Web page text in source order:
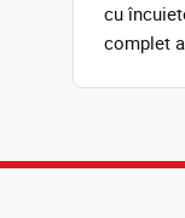
cu
complet